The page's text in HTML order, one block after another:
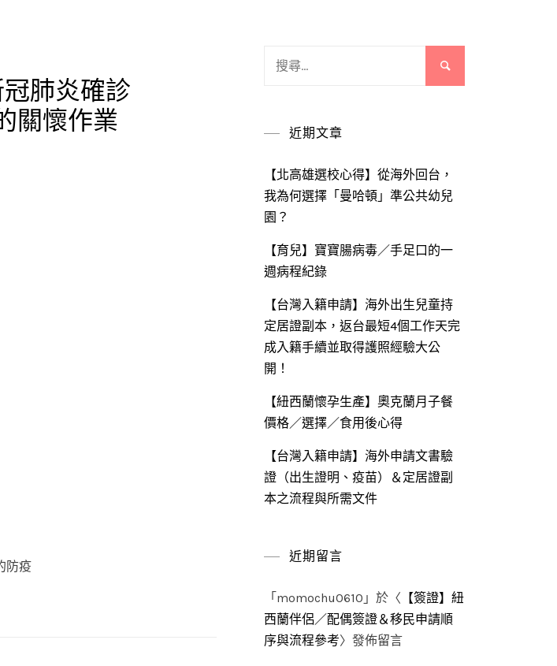
肺炎確診
關懷作業
防疫
近期文章
【北高雄選校心得】從海外回台，
我為何選擇「曼哈頓」準公共幼兒
園？
【育兒】寶寶腸病毒／手足口的一
週病程紀錄
【台灣入籍申請】海外出生兒童持
定居證副本，返台最短4個工作天完
成入籍手續並取得護照經驗大公
開！
【紐西蘭懷孕生產】奧克蘭月子餐
價格／選擇／食用後心得
【台灣入籍申請】海外申請文書驗
證（出生證明、疫苗）＆定居證副
本之流程與所需文件
近期留言
「 momochu0610 」於〈 【簽證】紐
西蘭伴侶／配偶簽證＆移民申請順
序與流程參考〉發佈留言